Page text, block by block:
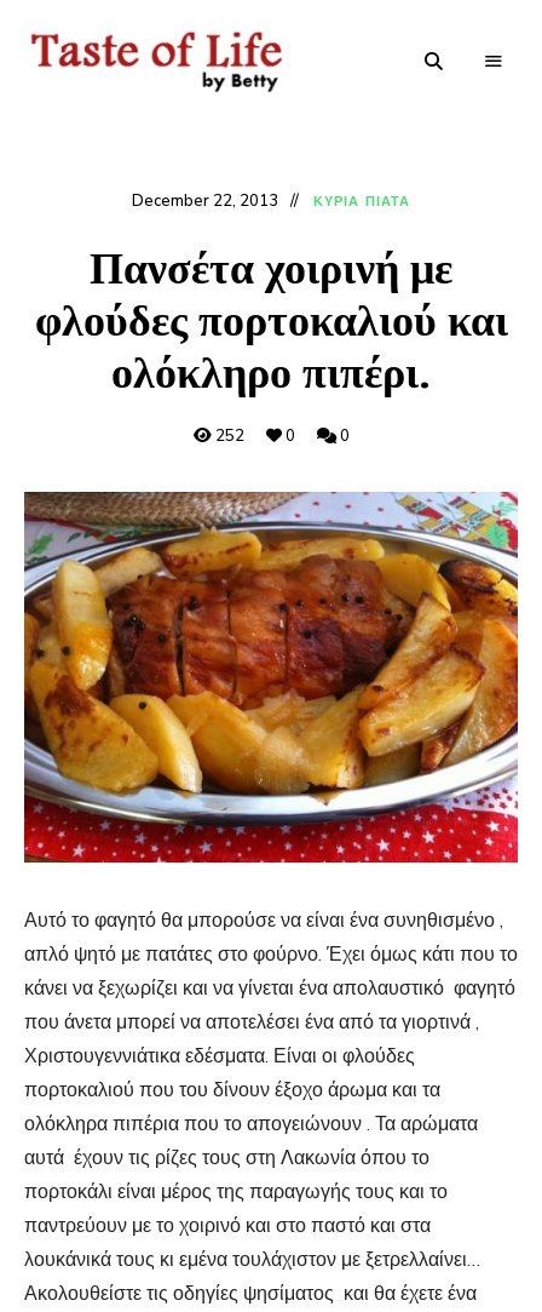
December 22, 2013 ΚΥΡΙΑ ΠΙΑΤΑ
Πανσέτα χοιρινή με
φλούδες πορτοκαλιού και
ολόκληρο πιπέρι.
252 0 0
Αυτό το φαγητό θα μπορούσε να είναι ένα συνηθισμένο ,
απλό ψητό με πατάτες στο φούρνο. Έχει όμως κάτι που το
κάνει να ξεχωρίζει και να γίνεται ένα απολαυστικό φαγητό
που άνετα μπορεί να αποτελέσει ένα από τα γιορτινά ,
Χριστουγεννιάτικα εδέσματα. Είναι οι φλούδες
πορτοκαλιού που του δίνουν έξοχο άρωμα και τα
ολόκληρα πιπέρια που το απογειώνουν . Τα αρώματα
αυτά έχουν τις ρίζες τους στη Λακωνία όπου το
πορτοκάλι είναι μέρος της παραγωγής τους και το
παντρεύουν με το χοιρινό και στο παστό και στα
λουκάνικά τους κι εμένα τουλάχιστον με ξετρελλαίνει…
Ακολουθείστε τις οδηγίες ψησίματος και θα έχετε ένα